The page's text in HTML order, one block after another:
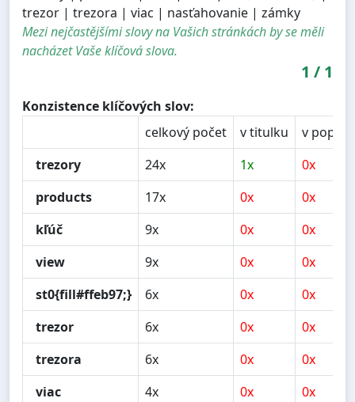
trezor | trezora | viac | nasťahovanie | zámky
Mezi nejčastějšími slovy na Vašich stránkách by se měli
nacházet Vaše klíčová slova.
1 / 1
Konzistence klíčových slov:
celkový počet
v titulku
v popisu
trezory
24x 1x
0x
products
17x 0x
0x
kľúč
9x 0x
0x
view
9x 0x
0x
st0{fill#ffeb97;}
6x 0x
0x
trezor
6x 0x
0x
trezora
6x 0x
0x
viac
4x 0x
0x